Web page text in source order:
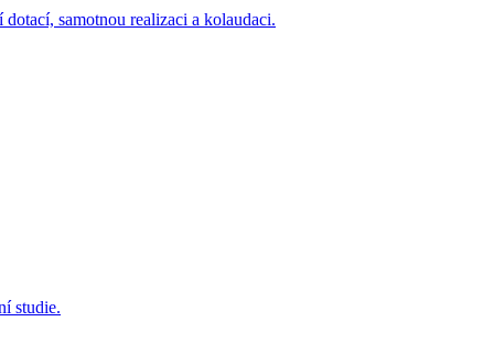
samotnou realizaci a kolaudaci.
studie.